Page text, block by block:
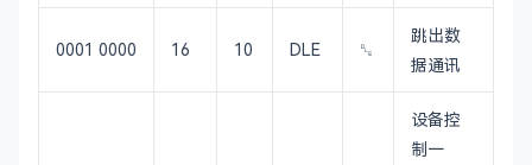
0001 0000 16 10 DLE ␐
跳出数
据通讯
设备控
制一